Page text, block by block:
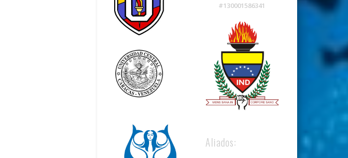
#130001586341
Aliados: